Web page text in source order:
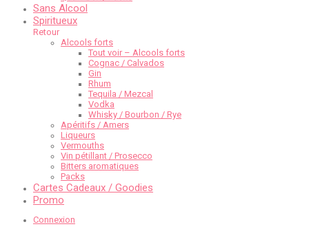
Sans Alcool
Spiritueux
Retour
Alcools forts
Tout voir – Alcools forts
Cognac / Calvados
Gin
Rhum
Tequila / Mezcal
Vodka
Whisky / Bourbon / Rye
Apéritifs / Amers
Liqueurs
Vermouths
Vin pétillant / Prosecco
Bitters aromatiques
Packs
Cartes Cadeaux / Goodies
Promo
Connexion